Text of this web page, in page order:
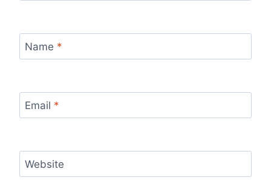
Name *
Email *
Website